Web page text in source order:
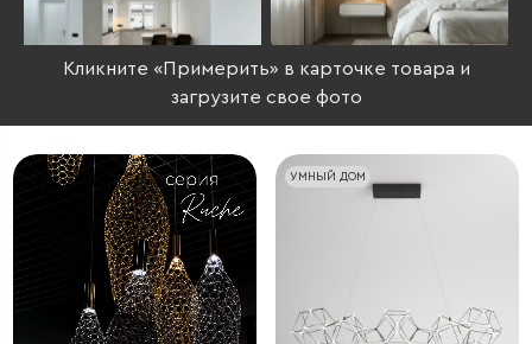
Кликните «Примерить» в карточке товара и
загрузите свое фото
УМНЫЙ ДОМ